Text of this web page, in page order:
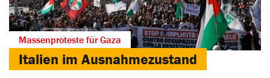
Massenproteste für Gaza
Italien im Ausnahmezustand